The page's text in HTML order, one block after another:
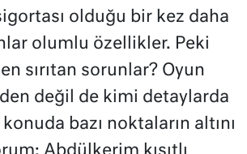
olduğu bir kez daha
olumlu özellikler. Peki
sırıtan sorunlar? Oyun
değil de kimi detaylarda
bazı noktaların altını